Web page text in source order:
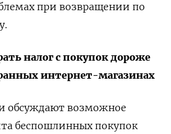
при возвращении по
налог с покупок дороже
интернет-магазинах
обсуждают возможное
беспошлинных покупок